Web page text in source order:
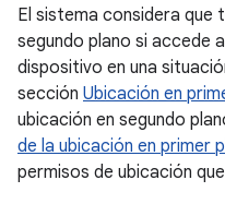
El sistema considera que
segundo plano si accede
dispositivo en una
sección Ubicación en
ubicación en segundo
de la ubicación en primer
permisos de ubicación